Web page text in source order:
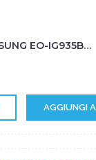
AURICOLARI SAMSUNG EO-IG935BBEGWW - NERO - SAMSUNG
AGGIUNGI